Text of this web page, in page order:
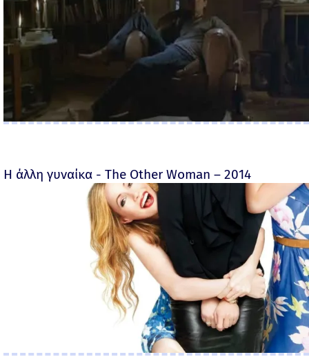
Η άλλη γυναίκα - The Other Woman – 2014